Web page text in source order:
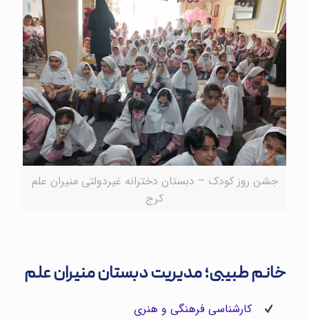
جشن روز کودک – دبستان دخترانه غیردولتی منیران علم
کرج
خانم طبیبی؛ مدیریت دبستان منیران علم
کارشناسی فرهنگی و هنری